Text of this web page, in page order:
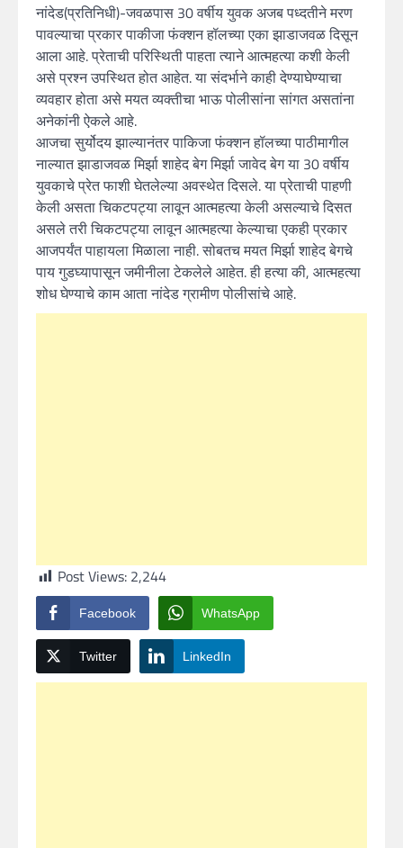
नांदेड(प्रतिनिधी)-जवळपास 30 वर्षीय युवक अजब पध्दतीने मरण
पावल्याचा प्रकार पाकीजा फंक्शन हॉलच्या एका झाडाजवळ दिसून
आला आहे. प्रेताची परिस्थिती पाहता त्याने आत्महत्या कशी केली
असे प्रश्न उपस्थित होत आहेत. या संदर्भाने काही देण्याघेण्याचा
व्यवहार होता असे मयत व्यक्तीचा भाऊ पोलीसांना सांगत असतांना
अनेकांनी ऐकले आहे.
आजचा सुर्योदय झाल्यानंतर पाकिजा फंक्शन हॉलच्या पाठीमागील
नाल्यात झाडाजवळ मिर्झा शाहेद बेग मिर्झा जावेद बेग या 30 वर्षीय
युवकाचे प्रेत फाशी घेतलेल्या अवस्थेत दिसले. या प्रेताची पाहणी
केली असता चिकटपट्या लावून आत्महत्या केली असल्याचे दिसत
असले तरी चिकटपट्या लावून आत्महत्या केल्याचा एकही प्रकार
आजपर्यंत पाहायला मिळाला नाही. सोबतच मयत मिर्झा शाहेद बेगचे
पाय गुडघ्यापासून जमीनीला टेकलेले आहेत. ही हत्या की, आत्महत्या
शोध घेण्याचे काम आता नांदेड ग्रामीण पोलीसांचे आहे.
Post Views: 2,244
Facebook WhatsApp
Twitter LinkedIn